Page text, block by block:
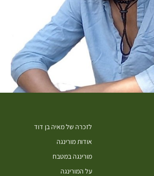
לזכרה של מאיה בן דוד
אודות מורינגה
מורינגה במטבח
על המורינגה